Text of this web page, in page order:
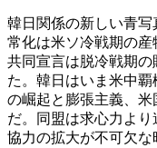
韓日関係の新しい青写
常化は米ソ冷戦期の
共同宣言は脱冷戦期
た。韓日はいま米中
の崛起と膨張主義、
だ。同盟は求心力よ
協力の拡大が不可欠な